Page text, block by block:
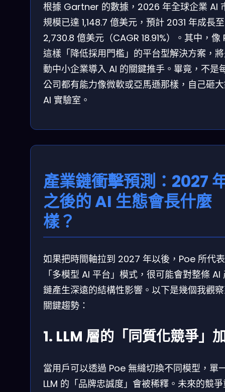
根據 Gartner 的數據，2026 年全球企業 AI
規模已達 1,148.7 億美元，預計 2031 年成長至
2,730.8 億美元（CAGR 18.91%）。其中，像
這樣「降低採用門檻」的平台型解決方案，
動中小企業導入 AI 的關鍵推手。畢竟，不是
公司都有能力像微軟或亞馬遜那樣，自己砸
AI 實驗室。
產業鏈衝擊預測：2027
之後的 AI 生態會長什麼
樣？
如果把時間軸拉到 2027 年以後，Poe 所代
「多模型 AI 平台」模式，很可能會對整條 AI
鏈產生深遠的結構性影響。以下是幾個我觀
關鍵趨勢：
1. LLM 層的「同質化競爭」
當用戶可以透過 Poe 無縫切換不同模型，單
LLM 的「品牌忠誠度」會被稀釋。未來的競